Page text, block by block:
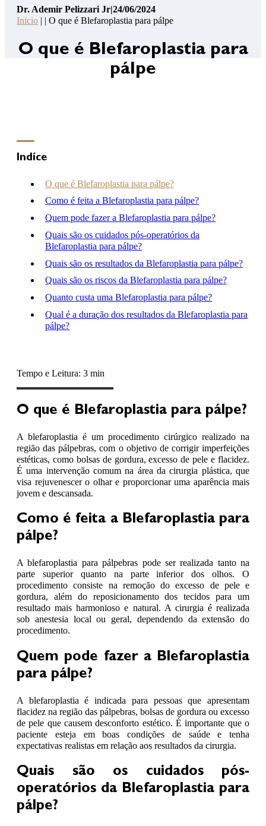
Pelizzari
14
Online
Clínica
Hospital
(46) 3262-2727
atendimento@drademirpelizzarijr.com.br
Whatsapp
Dr. Ademir Pelizzari Jr|24/06/2024
Inicio | | O que é Blefaroplastia para pálpe
O que é Blefaroplastia para
pálpe
Indíce
O que é Blefaroplastia para pálpe?
Como é feita a Blefaroplastia para pálpe?
Quem pode fazer a Blefaroplastia para pálpe?
Quais são os cuidados pós-operatórios da
Blefaroplastia para pálpe?
Quais são os resultados da Blefaroplastia para pálpe?
Quais são os riscos da Blefaroplastia para pálpe?
Quanto custa uma Blefaroplastia para pálpe?
Qual é a duração dos resultados da Blefaroplastia para
pálpe?
Tempo e Leitura: 3 min
O que é Blefaroplastia para pálpe?
A blefaroplastia é um procedimento cirúrgico realizado na
região das pálpebras, com o objetivo de corrigir imperfeições
estéticas, como bolsas de gordura, excesso de pele e flacidez.
É uma intervenção comum na área da cirurgia plástica, que
visa rejuvenescer o olhar e proporcionar uma aparência mais
jovem e descansada.
Como é feita a Blefaroplastia para
pálpe?
A blefaroplastia para pálpebras pode ser realizada tanto na
parte superior quanto na parte inferior dos olhos. O
procedimento consiste na remoção do excesso de pele e
gordura, além do reposicionamento dos tecidos para um
resultado mais harmonioso e natural. A cirurgia é realizada
sob anestesia local ou geral, dependendo da extensão do
procedimento.
Quem pode fazer a Blefaroplastia
para pálpe?
A blefaroplastia é indicada para pessoas que apresentam
flacidez na região das pálpebras, bolsas de gordura ou excesso
de pele que causem desconforto estético. É importante que o
paciente esteja em boas condições de saúde e tenha
expectativas realistas em relação aos resultados da cirurgia.
Quais são os cuidados pós-
operatórios da Blefaroplastia para
pálpe?